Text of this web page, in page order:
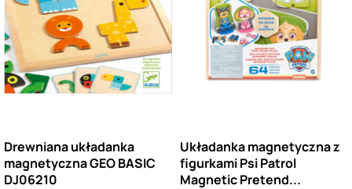
Drewniana układanka
magnetyczna GEO BASIC
DJ06210
Układanka magnetyczna z
figurkami Psi Patrol
Magnetic Pretend...